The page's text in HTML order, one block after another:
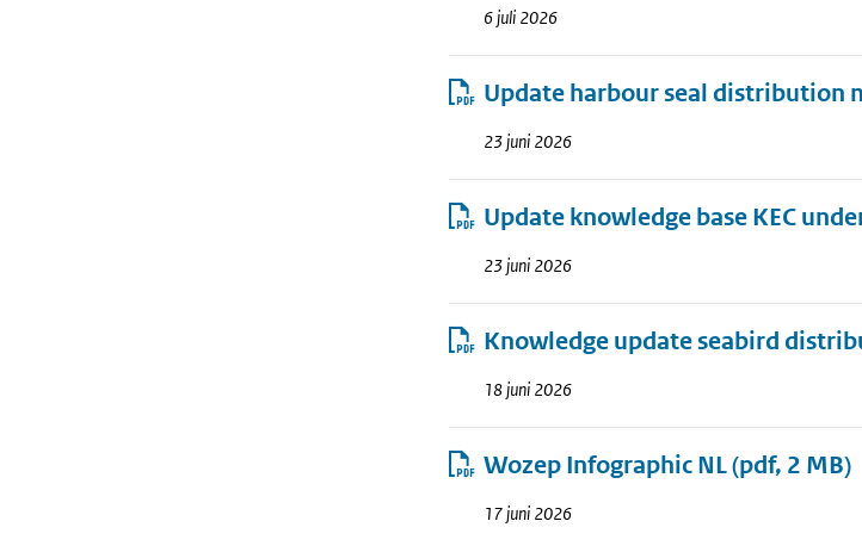
6 juli 2026
Update harbour seal distribution
23 juni 2026
Update knowledge base KEC
23 juni 2026
Knowledge update seabird
18 juni 2026
Wozep Infographic NL(pdf, 2 MB)
17 juni 2026